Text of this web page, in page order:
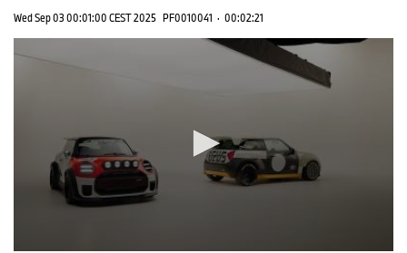
Wed Sep 03 00:01:00 CEST 2025 PF0010041 · 00:02:21